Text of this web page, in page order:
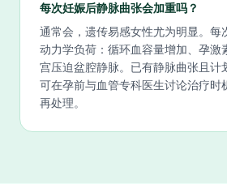
每次妊娠后静脉曲张会加重吗？
通常会，遗传易感女性尤为明显。每
动力学负荷：循环血容量增加、孕激
宫压迫盆腔静脉。已有静脉曲张且计
可在孕前与血管专科医生讨论治疗时
再处理。